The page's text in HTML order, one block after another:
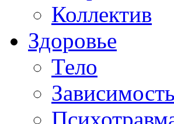
Коллектив
Здоровье
Тело
Зависимость